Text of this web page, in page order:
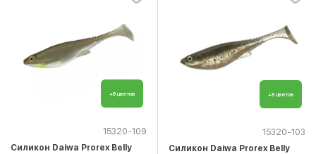
+8 цветов
15320-109
Cиликон Daiwa Prorex Belly
+8 цветов
15320-103
Cиликон Daiwa Prorex Belly